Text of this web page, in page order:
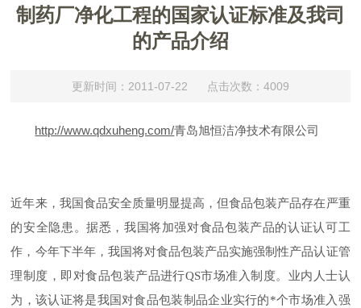
制药厂净化工程的国家认证标准及我司
的产品介绍
更新时间：2011-07-22 点击次数：4009
http://www.qdxuheng.com/青岛旭恒洁净技术有限公司
近年来，我国食品安全质量明显提高，但食品包装产品存在严重
的安全隐患。据悉，我国将加强对食品包装产品的认证认可工
作，今年下半年，我国将对食品包装产品实施强制性产品认证管
理制度，即对食品包装产品进行QS市场准入制度。业内人士认
为，该认证将是我国对食品包装制品企业实行的*个市场准入强